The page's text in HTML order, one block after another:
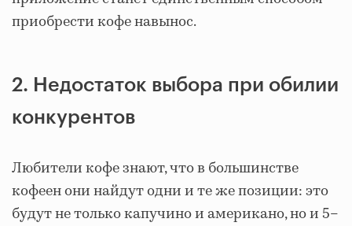
приобрести кофе навынос.
2. Недостаток выбора при обилии
конкурентов
Любители кофе знают, что в большинстве
кофеен они найдут одни и те же позиции: это
будут не только капучино и американо, но и 5–